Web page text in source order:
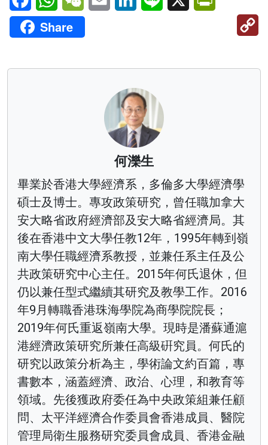
Share
何濼生
畢業於香港大學經濟系，多倫多大學經濟學
碩士及博士。專攻政策研究，曾任職加拿大
安大略省政府經濟部及安大略省經濟局。其
後在香港中文大學任教12年，1995年轉到嶺
南大學任職經濟系教授，並兼任系主任及公
共政策研究中心主任。2015年何氏退休，但
仍以兼任型式繼續其研究及教學工作。2016
年9月轉職香港珠海學院為商學院院長；
2019年何氏重返嶺南大學。現時是潘蘇通滬
港經濟政策研究所兼任高級硏究員。何氏的
研究以政策分析為主，學術論文約百篇，專
書數本，涵蓋經濟、政治、心理，和教育等
領域。先後獲政府委任為中央政策組兼任顧
問、太平洋經濟合作委員會香港成員、醫院
管理局衛生服務研究委員會成員、香港金融